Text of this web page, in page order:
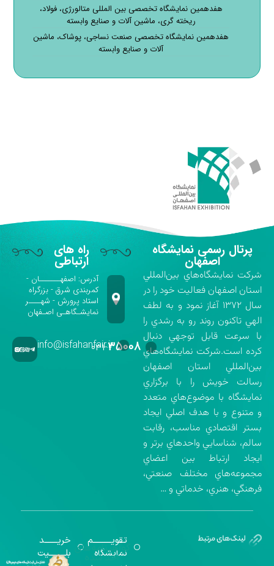
هفدهمین نمایشگاه تخصصی بین المللی متالورژی، فولاد،
ریخته گری، ماشین آلات و صنایع وابسته
هفدهمین نمایشگاه تخصصی صنعت نساجی، پوشاک، ماشین
آلات و صنایع وابسته
پرتال رسمی نمایشگاه
اصفهان
شركت نمايشگاه‌هاي بين‌المللي
استان اصفهان فعاليت خود را در
سال ۱۳۷۲ آغاز نمود و به لطف
الهي تاكنون روند رو به رشدي را
با سرعت قابل توجهي دنبال
كرده است.شركت نمايشگاه‌هاي
بين‌المللي استان اصفهان
رسالت خويش را با برگزاري
نمايشگاه با موضوع‌هاي متعدد
و متنوع و با هدف اصلي ايجاد
بستر اقتصادي مناسب، رقابت
سالم، شناسايي واحدهاي برتر و
ايجاد ارتباط بين اعضاي
مجموعه‌هاي مختلف صنعتي،
فرهنگي، هنري، خدماتي و …
راه های
ارتباطی
آدرس: اصفهـــــــان -
کمربندی شرق - بزرگراه
استاد پرورش - شهــــر
نمایشـگاهـی اصـفهان
۰۳۱-۳۵۰۰۸info@isfahanfair.ir
تقویــــــــــم
نمایشگاه
خریـــــــد
بلـــــــــیت گواهینامه‌های
اخذ شده